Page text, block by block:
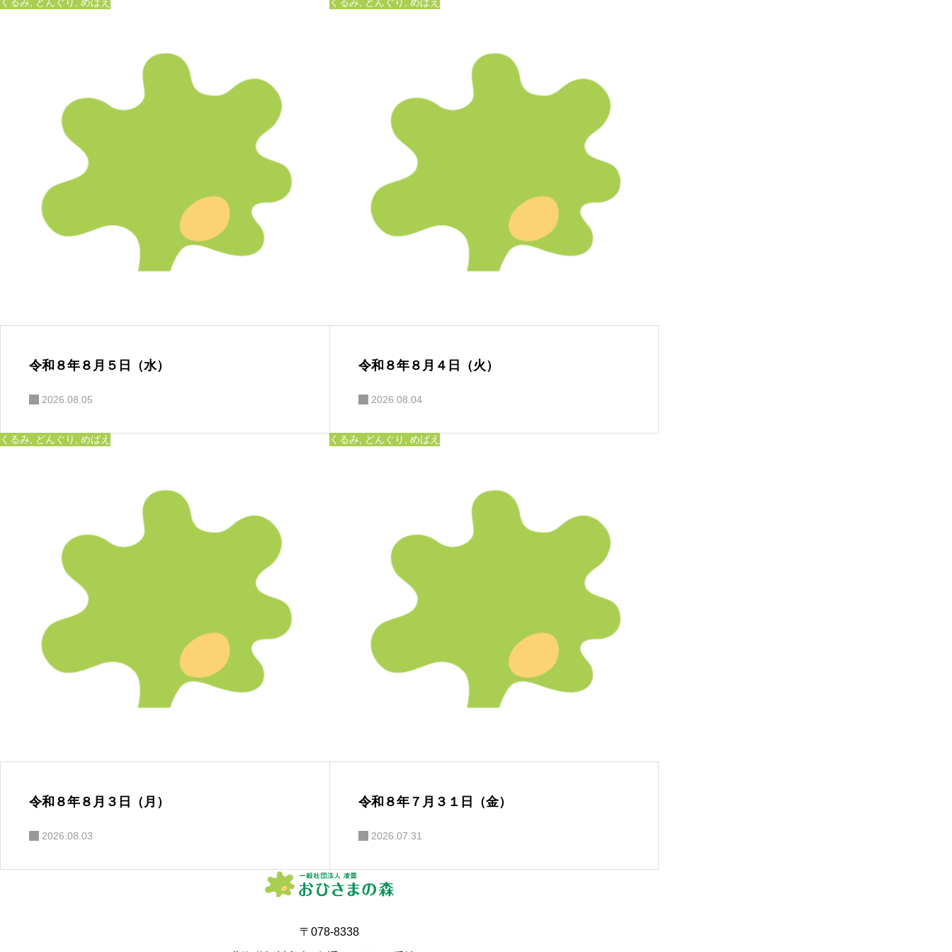
令和８年８月５日（水）
2026.08.05
令和８年８月４日（火）
2026.08.04
くるみ どんぐり めばえ
令和８年８月３日（月）
2026.08.03
くるみ どんぐり めばえ
令和８年７月３１日（金）
2026.07.31
〒078-8338